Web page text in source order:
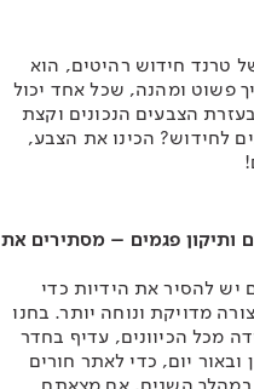
טרנד חידוש רהיטים, הוא
פשוט ומהנה, שכל אחד יכול
הצבעים הנכונים וקצת
לחידוש? הכינו את הצבע,
ותיקון פגמים – מסתירים את
יש להסיר את הידיות כדי
מדויקת ונוחה יותר. בחנו
מכל הכיוונים, עדיף בחדר
ובאור יום, כדי לאתר חורים